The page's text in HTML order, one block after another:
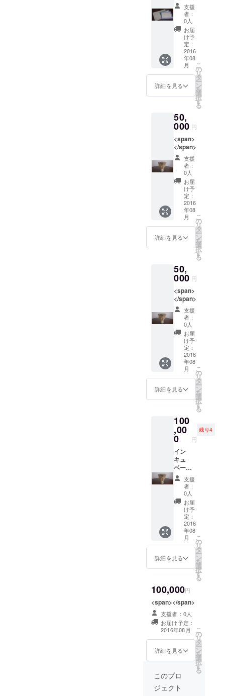
支援
者：
0人
お届
け予
定：
2016
年08
月
詳細を見る
こ
の
リ
タ
ー
ン
を
選
択
す
る
50,
000 円
<span>
</span>
支援
者：
0人
お届
け予
定：
2016
年08
月
詳細を見る
こ
の
リ
タ
ー
ン
を
選
択
す
る
50,
000 円
<span>
</span>
支援
者：
0人
お届
け予
定：
2016
年08
月
詳細を見る
こ
の
リ
タ
ー
ン
を
選
択
す
る
100
,00
0 円
残り4
イン
キュ
ベー
ション
無料
券：2階
のイン
キュ
ベー
ション
スペー
スを無
料で使
える。
支援
者：
0人
お届
け予
定：
2016
年08
月
詳細を見る
こ
の
リ
タ
ー
ン
を
選
択
す
る
100,000円
<span></span>
支援者：0人
お届け予定：
2016年08月
詳細を見る
こ
の
リ
タ
ー
ン
を
選
択
す
る
このプロ
ジェクト